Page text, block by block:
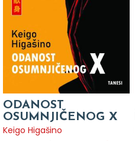
ODANOST
OSUMNJIČENOG X
Keigo Higašino